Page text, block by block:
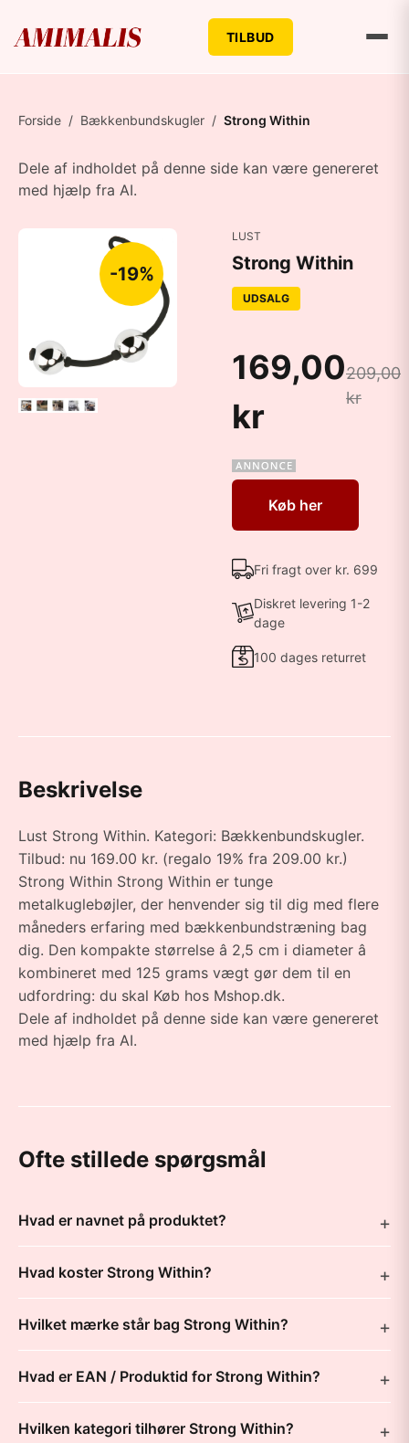
TILBUD
Forside / Bækkenbundskugler / Strong Within
Dele af indholdet på denne side kan være genereret
med hjælp fra AI.
-19%
LUST
Strong Within
UDSALG
169,00
kr
209,00
kr
Køb her
Fri fragt over kr. 699
Diskret levering 1-2
dage
100 dages returret
Beskrivelse
Lust Strong Within. Kategori: Bækkenbundskugler.
Tilbud: nu 169.00 kr. (regalo 19% fra 209.00 kr.)
Strong Within Strong Within er tunge
metalkuglebøjler, der henvender sig til dig med flere
måneders erfaring med bækkenbundstræning bag
dig. Den kompakte størrelse â 2,5 cm i diameter â
kombineret med 125 grams vægt gør dem til en
udfordring: du skal Køb hos Mshop.dk.
Dele af indholdet på denne side kan være genereret
med hjælp fra AI.
Ofte stillede spørgsmål
Hvad er navnet på produktet?
Hvad koster Strong Within?
Hvilket mærke står bag Strong Within?
Hvad er EAN / Produktid for Strong Within?
Hvilken kategori tilhører Strong Within?